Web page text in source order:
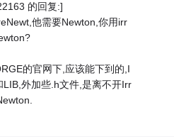
的回复:]
他需要Newton,你用irr
的官网下,应该能下到的,I
外加些.h文件,是离不开Irr